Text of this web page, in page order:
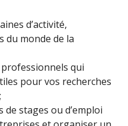
d’activité,
du monde de la
qui
pour vos recherches
stages ou d’emploi